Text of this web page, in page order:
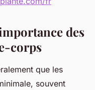
des
corps
que les
souvent